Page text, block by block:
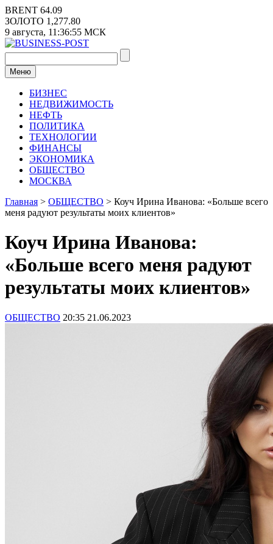
Перейти
к
содержимому
BRENT 64.09
ЗОЛОТО 1,277.80
9 августа, 11:36:55 МСК
Меню
БИЗНЕС
НЕДВИЖИМОСТЬ
НЕФТЬ
ПОЛИТИКА
ТЕХНОЛОГИИ
ФИНАНСЫ
ЭКОНОМИКА
ОБЩЕСТВО
МОСКВА
Главная > ОБЩЕСТВО > Коуч Ирина Иванова: «Больше всего
меня радуют результаты моих клиентов»
Коуч Ирина Иванова:
«Больше всего меня радуют
результаты моих клиентов»
ОБЩЕСТВО 20:35 21.06.2023